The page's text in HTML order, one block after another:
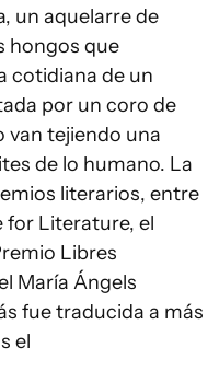
un aquelarre de
hongos que
cotidiana de un
por un coro de
van tejiendo una
de lo humano. La
literarios, entre
for Literature, el
Libres
María Ángels
fue traducida a más
el